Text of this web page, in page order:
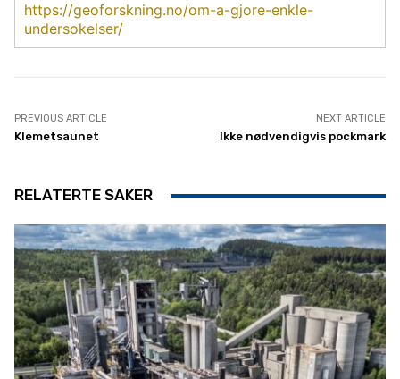
https://geoforskning.no/om-a-gjore-enkle-
undersokelser/
PREVIOUS ARTICLE
Klemetsaunet
NEXT ARTICLE
Ikke nødvendigvis pockmark
RELATERTE SAKER